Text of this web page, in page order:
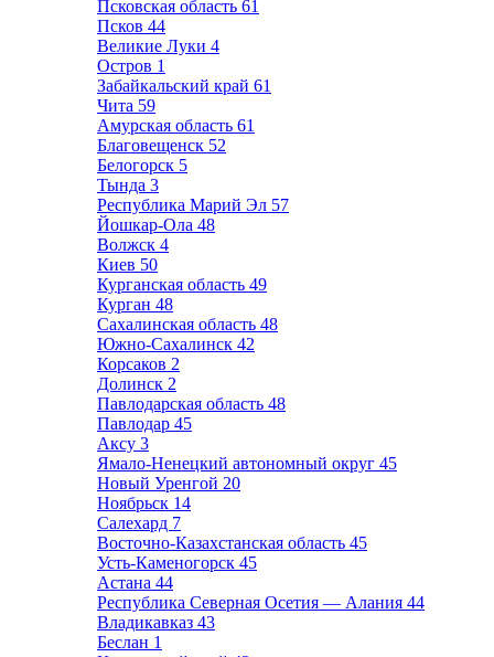
Псковская область 61
Псков 44
Великие Луки 4
Остров 1
Забайкальский край 61
Чита 59
Амурская область 61
Благовещенск 52
Белогорск 5
Тында 3
Республика Марий Эл 57
Йошкар-Ола 48
Волжск 4
Киев 50
Курганская область 49
Курган 48
Сахалинская область 48
Южно-Сахалинск 42
Корсаков 2
Долинск 2
Павлодарская область 48
Павлодар 45
Аксу 3
Ямало-Ненецкий автономный округ 45
Новый Уренгой 20
Ноябрьск 14
Салехард 7
Восточно-Казахстанская область 45
Усть-Каменогорск 45
Астана 44
Республика Северная Осетия — Алания 44
Владикавказ 43
Беслан 1